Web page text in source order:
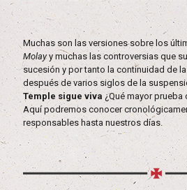
Muchas son las versiones sobre los
Molayy muchas las controversias que
sucesión y por tanto la continuidad de
después de varios siglos de la
Temple sigue viva ¿Qué mayor
Aquí podremos conocer
responsables hasta nuestros días.